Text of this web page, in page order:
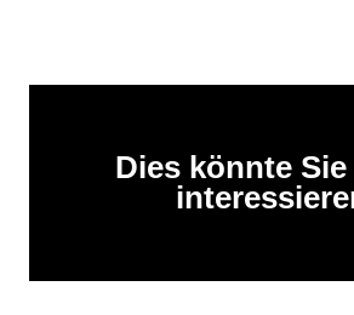
Dies könnte